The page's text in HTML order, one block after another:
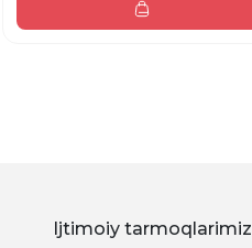
Ijtimoiy tarmoqlarimiz